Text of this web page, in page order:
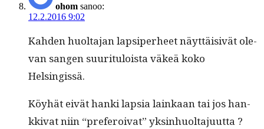
ohom sanoo:
12.2.2016 9:02
Kah­den huolta­jan lap­siper­heet näyt­täi­sivät ole­
van san­gen suu­rit­u­loista väkeä koko
Helsingissä.
Köy­hät eivät han­ki lap­sia lainkaan tai jos han­
kki­vat niin “prefer­oi­vat” yksinhuoltajuutta ?